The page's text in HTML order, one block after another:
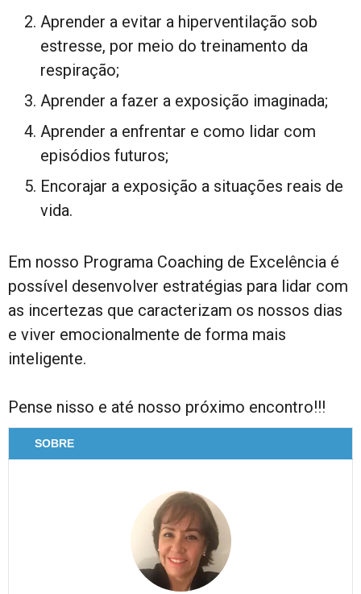
Aprender a evitar a hiperventilação sob
estresse, por meio do treinamento da
respiração;
Aprender a fazer a exposição imaginada;
Aprender a enfrentar e como lidar com
episódios futuros;
Encorajar a exposição a situações reais de
vida.
Em nosso Programa Coaching de Excelência é
possível desenvolver estratégias para lidar com
as incertezas que caracterizam os nossos dias
e viver emocionalmente de forma mais
inteligente.
Pense nisso e até nosso próximo encontro!!!
SOBRE